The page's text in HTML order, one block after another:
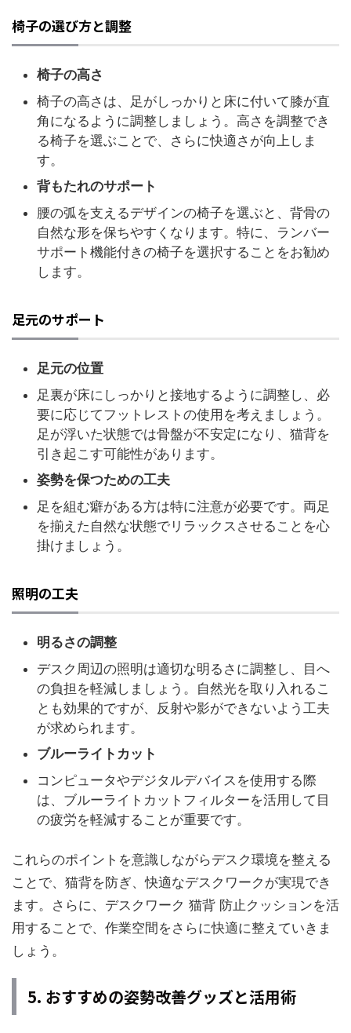
椅子の選び方と調整
椅子の高さ
椅子の高さは、足がしっかりと床に付いて膝が直
角になるように調整しましょう。高さを調整でき
る椅子を選ぶことで、さらに快適さが向上しま
す。
背もたれのサポート
腰の弧を支えるデザインの椅子を選ぶと、背骨の
自然な形を保ちやすくなります。特に、ランバー
サポート機能付きの椅子を選択することをお勧め
します。
足元のサポート
足元の位置
足裏が床にしっかりと接地するように調整し、必
要に応じてフットレストの使用を考えましょう。
足が浮いた状態では骨盤が不安定になり、猫背を
引き起こす可能性があります。
姿勢を保つための工夫
足を組む癖がある方は特に注意が必要です。両足
を揃えた自然な状態でリラックスさせることを心
掛けましょう。
照明の工夫
明るさの調整
デスク周辺の照明は適切な明るさに調整し、目へ
の負担を軽減しましょう。自然光を取り入れるこ
とも効果的ですが、反射や影ができないよう工夫
が求められます。
ブルーライトカット
コンピュータやデジタルデバイスを使用する際
は、ブルーライトカットフィルターを活用して目
の疲労を軽減することが重要です。
これらのポイントを意識しながらデスク環境を整える
ことで、猫背を防ぎ、快適なデスクワークが実現でき
ます。さらに、デスクワーク 猫背 防止クッションを活
用することで、作業空間をさらに快適に整えていきま
しょう。
5. おすすめの姿勢改善グッズと活用術